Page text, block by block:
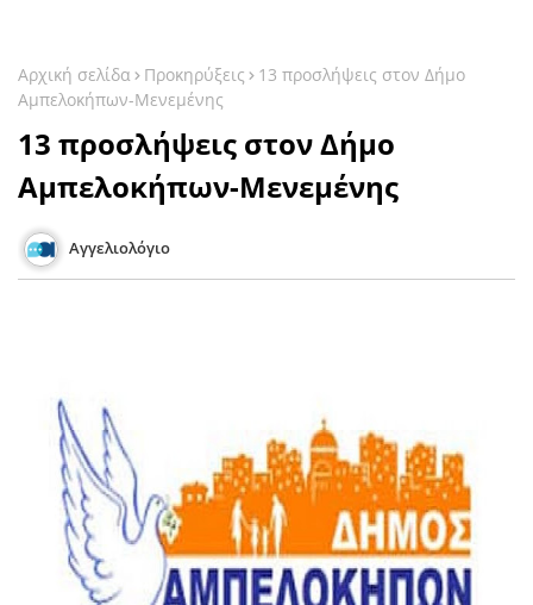
Αρχική σελίδα Προκηρύξεις
13 προσλήψεις στον Δήμο
Αμπελοκήπων-Μενεμένης
13 προσλήψεις στον Δήμο
Αμπελοκήπων-Μενεμένης
Αγγελιολόγιο